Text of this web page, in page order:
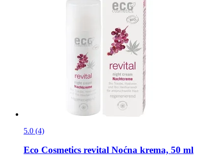
5.0 (4)
Eco Cosmetics revital Noćna krema, 50 ml